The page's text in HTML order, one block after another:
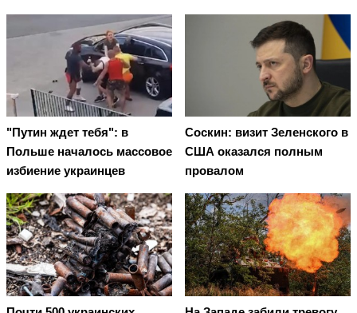
"Путин ждет тебя": в
Польше началось массовое
избиение украинцев
Соскин: визит Зеленского в
США оказался полным
провалом